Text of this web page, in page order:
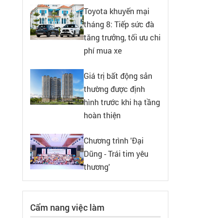
Toyota khuyến mại
tháng 8: Tiếp sức đà
tăng trưởng, tối ưu chi
phí mua xe
Giá trị bất động sản
thường được định
hình trước khi hạ tầng
hoàn thiện
Chương trình 'Đại
Dũng - Trái tim yêu
thương'
Cẩm nang việc làm